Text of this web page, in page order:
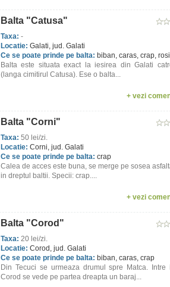
Balta "Catusa"
Taxa: -
Locatie: Galati, jud. Galati
Ce se poate prinde pe balta: biban, caras, crap,
Balta este situata exact la iesirea din Galati
(langa cimitirul Catusa). Ese o balta...
+ vezi
Balta "Corni"
Taxa: 50 lei/zi.
Locatie: Corni, jud. Galati
Ce se poate prinde pe balta: crap
Calea de acces este buna, se merge pe sosea
in dreptul baltii. Specii: crap....
+ vezi
Balta "Corod"
Taxa: 20 lei/zi.
Locatie: Corod, jud. Galati
Ce se poate prinde pe balta: biban, caras, crap
Din Tecuci se urmeaza drumul spre Matca. Intre
Corod se vede pe partea dreapta un baraj...